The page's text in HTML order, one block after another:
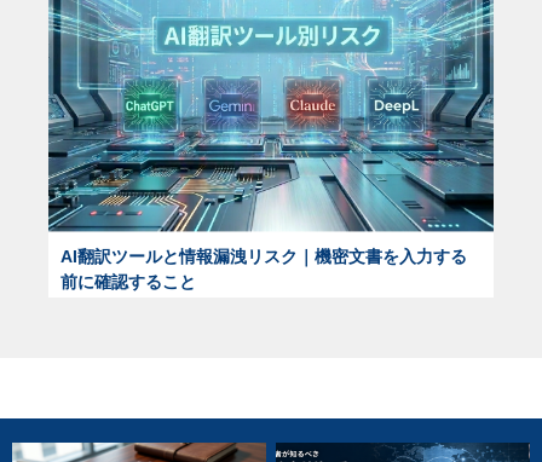
AI翻訳ツールと情報漏洩リスク｜機密文書を入力する
前に確認すること